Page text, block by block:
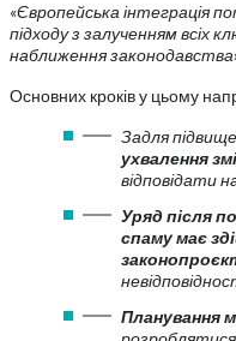
«Європейська інтеграція
підходу з залученням всіх
наближення законодавства
Основних кроків у цьому
Задля
ухвалення
відповідати
Уряд після
спаму має
Планування